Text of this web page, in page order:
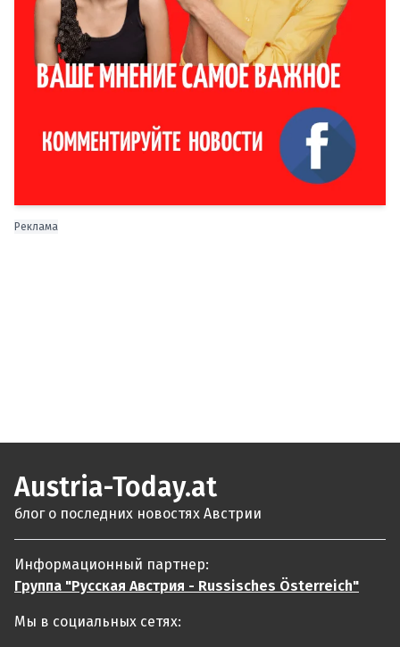
Реклама
Austria-Today.at
блог о последних новостях Австрии
Информационный партнер:
Группа "Русская Австрия - Russisches Österreich"
Мы в социальных сетях: